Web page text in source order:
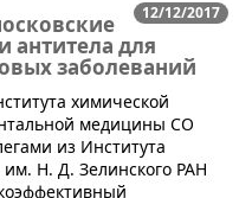
12/12/2017
антитела для
заболеваний
химической
медицины СО
из Института
Н. Д. Зелинского РАН